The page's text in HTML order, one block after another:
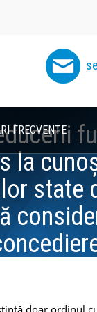
FRECVENTE
la
state
doar ordinul